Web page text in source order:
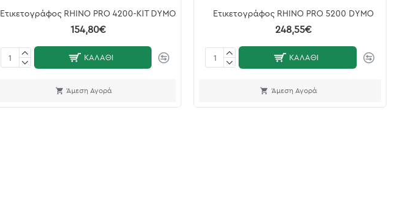
Ετικετογράφος RHINO PRO 4200-KIT DYMO
154,80€
ΚΑΛΆΘΙ
Άμεση Αγορά
Ετικετογράφος RHINO PRO 5200 DYMO
248,55€
ΚΑΛΆΘΙ
Άμεση Αγορά